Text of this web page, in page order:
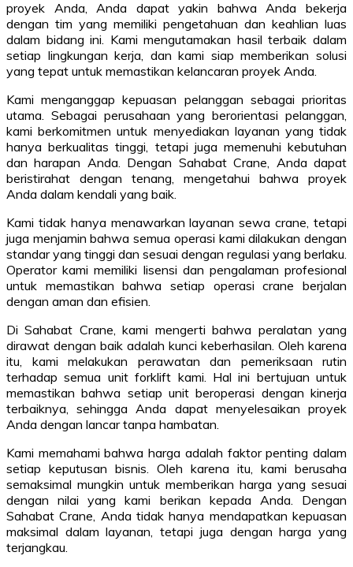
proyek Anda, Anda dapat yakin bahwa Anda bekerja
dengan tim yang memiliki pengetahuan dan keahlian luas
dalam bidang ini. Kami mengutamakan hasil terbaik dalam
setiap lingkungan kerja, dan kami siap memberikan solusi
yang tepat untuk memastikan kelancaran proyek Anda.
Kami menganggap kepuasan pelanggan sebagai prioritas
utama. Sebagai perusahaan yang berorientasi pelanggan,
kami berkomitmen untuk menyediakan layanan yang tidak
hanya berkualitas tinggi, tetapi juga memenuhi kebutuhan
dan harapan Anda. Dengan Sahabat Crane, Anda dapat
beristirahat dengan tenang, mengetahui bahwa proyek
Anda dalam kendali yang baik.
Kami tidak hanya menawarkan layanan sewa crane, tetapi
juga menjamin bahwa semua operasi kami dilakukan dengan
standar yang tinggi dan sesuai dengan regulasi yang berlaku.
Operator kami memiliki lisensi dan pengalaman profesional
untuk memastikan bahwa setiap operasi crane berjalan
dengan aman dan efisien.
Di Sahabat Crane, kami mengerti bahwa peralatan yang
dirawat dengan baik adalah kunci keberhasilan. Oleh karena
itu, kami melakukan perawatan dan pemeriksaan rutin
terhadap semua unit forklift kami. Hal ini bertujuan untuk
memastikan bahwa setiap unit beroperasi dengan kinerja
terbaiknya, sehingga Anda dapat menyelesaikan proyek
Anda dengan lancar tanpa hambatan.
Kami memahami bahwa harga adalah faktor penting dalam
setiap keputusan bisnis. Oleh karena itu, kami berusaha
semaksimal mungkin untuk memberikan harga yang sesuai
dengan nilai yang kami berikan kepada Anda. Dengan
Sahabat Crane, Anda tidak hanya mendapatkan kepuasan
maksimal dalam layanan, tetapi juga dengan harga yang
terjangkau.